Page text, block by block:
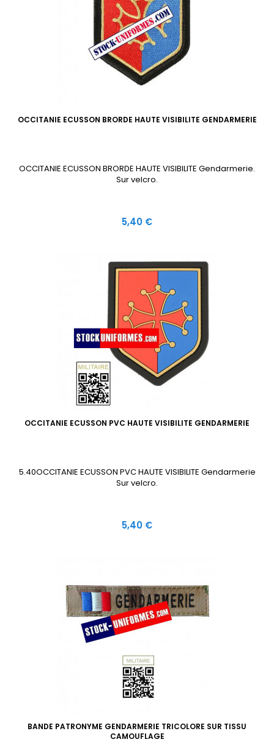
OCCITANIE ECUSSON BRORDE HAUTE VISIBILITE GENDARMERIE
OCCITANIE ECUSSON BRORDE HAUTE VISIBILITE Gendarmerie.
Sur velcro.
Prix
5,40 €
OCCITANIE ECUSSON PVC HAUTE VISIBILITE GENDARMERIE
5.40OCCITANIE ECUSSON PVC HAUTE VISIBILITE Gendarmerie
Sur velcro.
Prix
5,40 €
BANDE PATRONYME GENDARMERIE TRICOLORE SUR TISSU
CAMOUFLAGE